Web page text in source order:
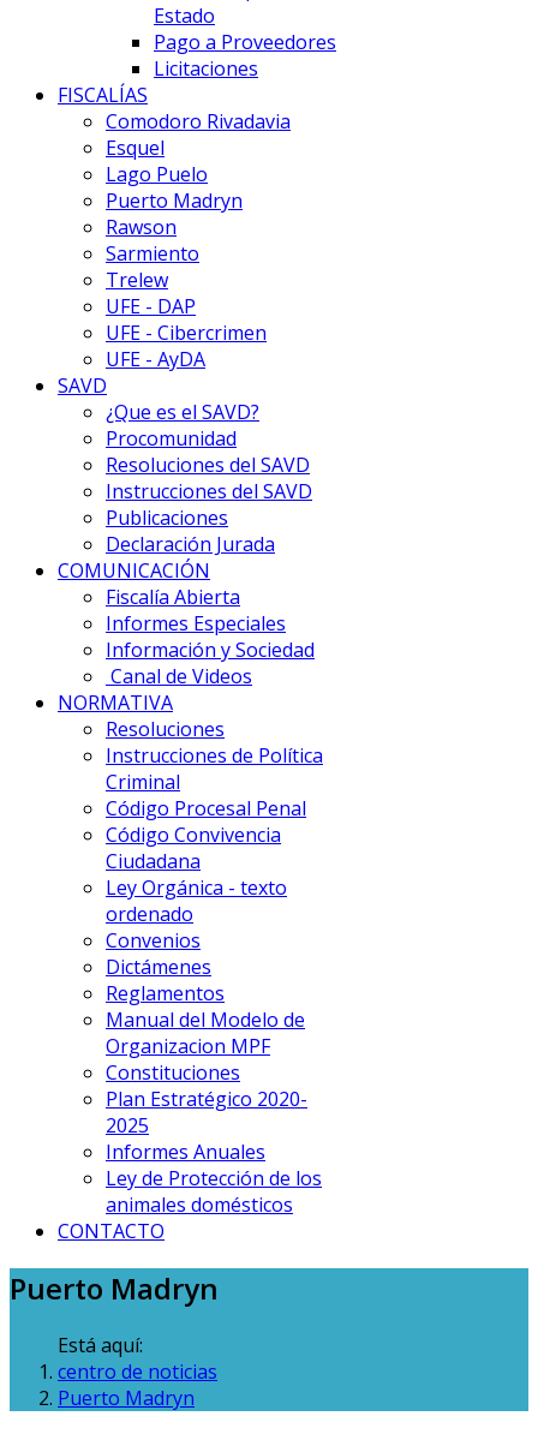
Estado
Pago a Proveedores
Licitaciones
FISCALÍAS
Comodoro Rivadavia
Esquel
Lago Puelo
Puerto Madryn
Rawson
Sarmiento
Trelew
UFE - DAP
UFE - Cibercrimen
UFE - AyDA
SAVD
¿Que es el SAVD?
Procomunidad
Resoluciones del SAVD
Instrucciones del SAVD
Publicaciones
Declaración Jurada
COMUNICACIÓN
Fiscalía Abierta
Informes Especiales
Información y Sociedad
Canal de Videos
NORMATIVA
Resoluciones
Instrucciones de Política
Criminal
Código Procesal Penal
Código Convivencia
Ciudadana
Ley Orgánica - texto
ordenado
Convenios
Dictámenes
Reglamentos
Manual del Modelo de
Organizacion MPF
Constituciones
Plan Estratégico 2020-
2025
Informes Anuales
Ley de Protección de los
animales domésticos
CONTACTO
Puerto Madryn
Está aquí:
centro de noticias
Puerto Madryn